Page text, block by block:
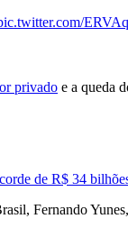
privado e a queda
de R$ 34
Fernando